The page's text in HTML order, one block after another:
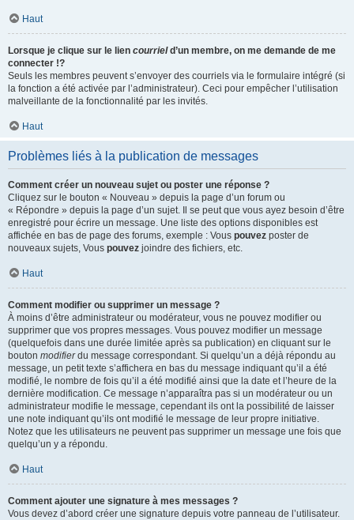
Haut
Lorsque je clique sur le lien courrield’un membre, on me demande de me
connecter !?
Seuls les membres peuvent s’envoyer des courriels via le formulaire intégré (si
la fonction a été activée par l’administrateur). Ceci pour empêcher l’utilisation
malveillante de la fonctionnalité par les invités.
Haut
Problèmes liés à la publication de messages
Comment créer un nouveau sujet ou poster une réponse ?
Cliquez sur le bouton « Nouveau » depuis la page d’un forum ou
« Répondre » depuis la page d’un sujet. Il se peut que vous ayez besoin d’être
enregistré pour écrire un message. Une liste des options disponibles est
affichée en bas de page des forums, exemple : Vous pouvez poster de
nouveaux sujets, Vous pouvez joindre des fichiers, etc.
Haut
Comment modifier ou supprimer un message ?
À moins d’être administrateur ou modérateur, vous ne pouvez modifier ou
supprimer que vos propres messages. Vous pouvez modifier un message
(quelquefois dans une durée limitée après sa publication) en cliquant sur le
bouton modifierdu message correspondant. Si quelqu’un a déjà répondu au
message, un petit texte s’affichera en bas du message indiquant qu’il a été
modifié, le nombre de fois qu’il a été modifié ainsi que la date et l’heure de la
dernière modification. Ce message n’apparaîtra pas si un modérateur ou un
administrateur modifie le message, cependant ils ont la possibilité de laisser
une note indiquant qu’ils ont modifié le message de leur propre initiative.
Notez que les utilisateurs ne peuvent pas supprimer un message une fois que
quelqu’un y a répondu.
Haut
Comment ajouter une signature à mes messages ?
Vous devez d’abord créer une signature depuis votre panneau de l’utilisateur.